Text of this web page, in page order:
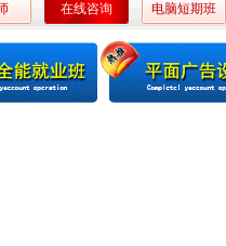
在线咨询 电脑短期班